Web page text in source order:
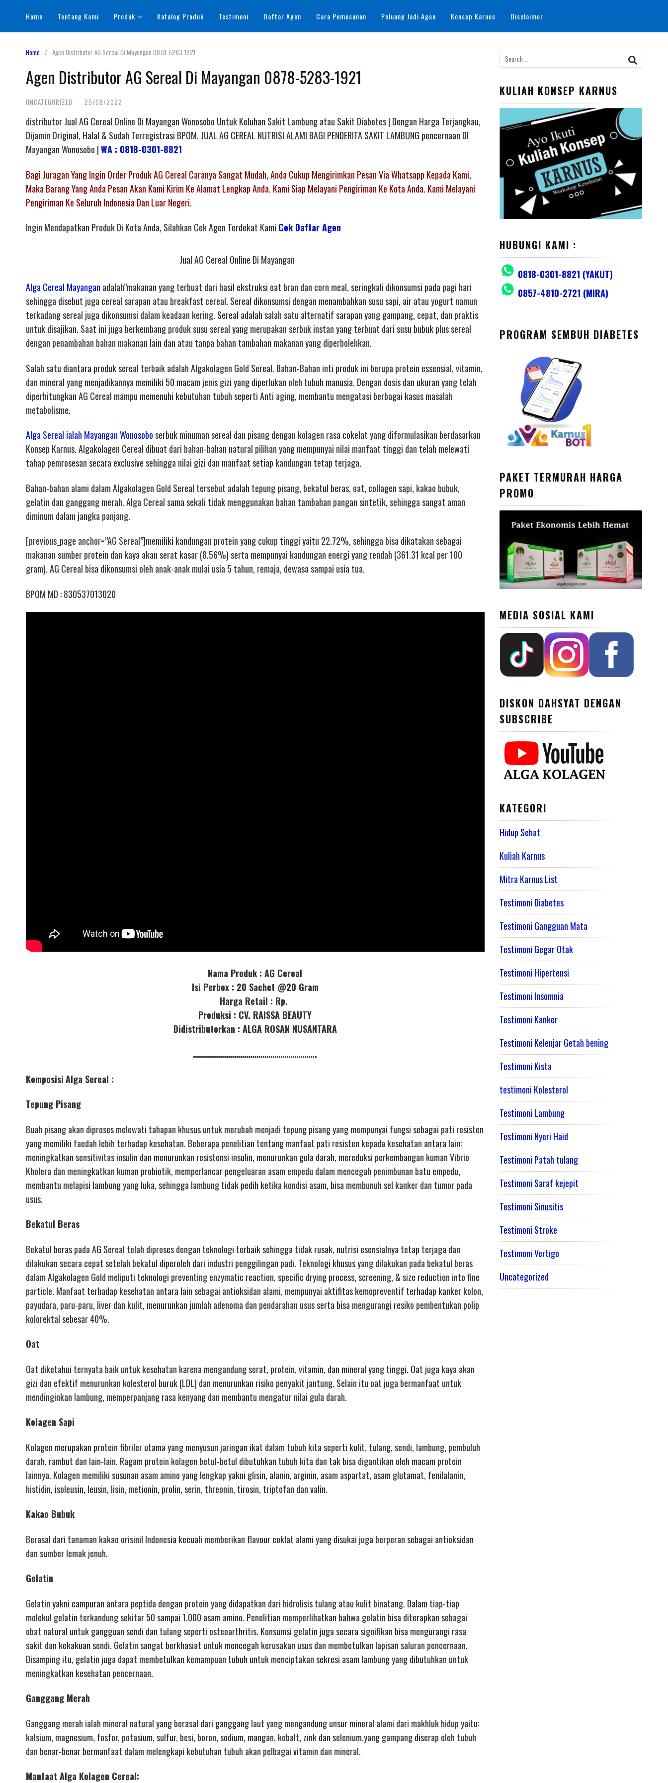
content
Home Tentang Kami Produk Katalog Produk Testimoni Daftar Agen Cara Pemesanan Peluang Jadi Agen Konsep Karnus Disclaimer
Home Agen Distributor AG Sereal Di Mayangan 0878-5283-1921
Agen Distributor AG Sereal Di Mayangan 0878-5283-1921
UNCATEGORIZED · 25/08/2022
distributor Jual AG Cereal Online Di Mayangan Wonosobo Untuk Keluhan Sakit Lambung atau Sakit Diabetes | Dengan Harga Terjangkau,
Dijamin Original, Halal & Sudah Terregistrasi BPOM. JUAL AG CEREAL NUTRISI ALAMI BAGI PENDERITA SAKIT LAMBUNG pencernaan DI
Mayangan Wonosobo |WA : 0818-0301-8821
Bagi Juragan Yang Ingin Order Produk AG Cereal Caranya Sangat Mudah, Anda Cukup Mengirimkan Pesan Via Whatsapp Kepada Kami,
Maka Barang Yang Anda Pesan Akan Kami Kirim Ke Alamat Lengkap Anda. Kami Siap Melayani Pengiriman Ke Kota Anda. Kami Melayani
Pengiriman Ke Seluruh Indonesia Dan Luar Negeri.
Ingin Mendapatkan Produk Di Kota Anda, Silahkan Cek Agen Terdekat Kami Cek Daftar Agen
Jual AG Cereal Online Di Mayangan
Alga Cereal Mayangan adalah”makanan yang terbuat dari hasil ekstruksi oat bran dan corn meal, seringkali dikonsumsi pada pagi hari
sehingga disebut juga cereal sarapan atau breakfast cereal. Sereal dikonsumsi dengan menambahkan susu sapi, air atau yogurt namun
terkadang sereal juga dikonsumsi dalam keadaan kering. Sereal adalah salah satu alternatif sarapan yang gampang, cepat, dan praktis
untuk disajikan. Saat ini juga berkembang produk susu sereal yang merupakan serbuk instan yang terbuat dari susu bubuk plus sereal
dengan penambahan bahan makanan lain dan atau tanpa bahan tambahan makanan yang diperbolehkan.
Salah satu diantara produk sereal terbaik adalah Algakolagen Gold Sereal. Bahan-Bahan inti produk ini berupa protein essensial, vitamin,
dan mineral yang menjadikannya memiliki 50 macam jenis gizi yang diperlukan oleh tubuh manusia. Dengan dosis dan ukuran yang telah
diperhitungkan AG Cereal mampu memenuhi kebutuhan tubuh seperti Anti aging, membantu mengatasi berbagai kasus masalah
metabolisme.
Alga Sereal ialah Mayangan Wonosoboserbuk minuman sereal dan pisang dengan kolagen rasa cokelat yang diformulasikan berdasarkan
Konsep Karnus. Algakolagen Cereal dibuat dari bahan-bahan natural pilihan yang mempunyai nilai manfaat tinggi dan telah melewati
tahap pemrosesan secara exclusive sehingga nilai gizi dan manfaat setiap kandungan tetap terjaga.
Bahan-bahan alami dalam Algakolagen Gold Sereal tersebut adalah tepung pisang, bekatul beras, oat, collagen sapi, kakao bubuk,
gelatin dan ganggang merah. Alga Cereal sama sekali tidak menggunakan bahan tambahan pangan sintetik, sehingga sangat aman
diminum dalam jangka panjang.
[previous_page anchor=”AG Sereal”]memiliki kandungan protein yang cukup tinggi yaitu 22.72%, sehingga bisa dikatakan sebagai
makanan sumber protein dan kaya akan serat kasar (8.56%) serta mempunyai kandungan energi yang rendah (361.31 kcal per 100
gram). AG Cereal bisa dikonsumsi oleh anak-anak mulai usia 5 tahun, remaja, dewasa sampai usia tua.
BPOM MD : 830537013020
Nama Produk : AG Cereal
Isi Perbox : 20 Sachet @20 Gram
Harga Retail : Rp.
Produksi : CV. RAISSA BEAUTY
Didistributorkan : ALGA ROSAN NUSANTARA
……………………………………………………..
KomposisiAlga Sereal :
Tepung Pisang
Buah pisang akan diproses melewati tahapan khusus untuk merubah menjadi tepung pisang yang mempunyai fungsi sebagai pati resisten
yang memiliki faedah lebih terhadap kesehatan. Beberapa penelitian tentang manfaat pati resisten kepada kesehatan antara lain:
meningkatkan sensitivitas insulin dan menurunkan resistensi insulin, menurunkan gula darah, mereduksi perkembangan kuman Vibrio
Kholera dan meningkatkan kuman probiotik, memperlancar pengeluaran asam empedu dalam mencegah penimbunan batu empedu,
membantu melapisi lambung yang luka, sehingga lambung tidak pedih ketika kondisi asam, bisa membunuh sel kanker dan tumor pada
usus.
Bekatul Beras
Bekatul beras pada AG Sereal telah diproses dengan teknologi terbaik sehingga tidak rusak, nutrisi esensialnya tetap terjaga dan
dilakukan secara cepat setelah bekatul diperoleh dari industri penggilingan padi. Teknologi khusus yang dilakukan pada bekatul beras
dalam Algakolagen Gold meliputi teknologi preventing enzymatic reaction, specific drying process, screening, & size reduction into fine
particle. Manfaat terhadap kesehatan antara lain sebagai antioksidan alami, mempunyai aktifitas kemopreventif terhadap kanker kolon,
payudara, paru-paru, liver dan kulit, menurunkan jumlah adenoma dan pendarahan usus serta bisa mengurangi resiko pembentukan polip
kolorektal sebesar 40%.
Oat
Oat diketahui ternyata baik untuk kesehatan karena mengandung serat, protein, vitamin, dan mineral yang tinggi. Oat juga kaya akan
gizi dan efektif menurunkan kolesterol buruk (LDL) dan menurunkan risiko penyakit jantung. Selain itu oat juga bermanfaat untuk
mendinginkan lambung, memperpanjang rasa kenyang dan membantu mengatur nilai gula darah.
Kolagen Sapi
Kolagen merupakan protein fibriler utama yang menyusun jaringan ikat dalam tubuh kita seperti kulit, tulang, sendi, lambung, pembuluh
darah, rambut dan lain-lain. Ragam protein kolagen betul-betul dibutuhkan tubuh kita dan tak bisa digantikan oleh macam protein
lainnya. Kolagen memiliki susunan asam amino yang lengkap yakni glisin, alanin, arginin, asam aspartat, asam glutamat, fenilalanin,
histidin, isoleusin, leusin, lisin, metionin, prolin, serin, threonin, tirosin, triptofan dan valin.
Kakao Bubuk
Berasal dari tanaman kakao orisinil Indonesia kecuali memberikan flavour coklat alami yang disukai juga berperan sebagai antioksidan
dan sumber lemak jenuh.
Gelatin
Gelatin yakni campuran antara peptida dengan protein yang didapatkan dari hidrolisis tulang atau kulit binatang. Dalam tiap-tiap
molekul gelatin terkandung sekitar 50 sampai 1.000 asam amino. Penelitian memperlihatkan bahwa gelatin bisa diterapkan sebagai
obat natural untuk gangguan sendi dan tulang seperti osteoarthritis. Konsumsi gelatin juga secara signifikan bisa mengurangi rasa
sakit dan kekakuan sendi. Gelatin sangat berkhasiat untuk mencegah kerusakan usus dan membetulkan lapisan saluran pencernaan.
Disamping itu, gelatin juga dapat membetulkan kemampuan tubuh untuk menciptakan sekresi asam lambung yang dibutuhkan untuk
meningkatkan kesehatan pencernaan.
Ganggang Merah
Ganggang merah ialah mineral natural yang berasal dari ganggang laut yang mengandung unsur mineral alami dari makhluk hidup yaitu:
kalsium, magnesium, fosfor, potasium, sulfur, besi, boron, sodium, mangan, kobalt, zink dan selenium.yang gampang diserap oleh tubuh
dan benar-benar bermanfaat dalam melengkapi kebutuhan tubuh akan pelbagai vitamin dan mineral.
Manfaat Alga Kolagen Cereal:
Search
for:
KULIAH KONSEP KARNUS
HUBUNGI KAMI :
0818-0301-8821 (YAKUT)
0857-4810-2721 (MIRA)
PROGRAM SEMBUH DIABETES
PAKET TERMURAH HARGA
PROMO
MEDIA SOSIAL KAMI
DISKON DAHSYAT DENGAN
SUBSCRIBE
KATEGORI
Hidup Sehat
Kuliah Karnus
Mitra Karnus List
Testimoni Diabetes
Testimoni Gangguan Mata
Testimoni Gegar Otak
Testimoni Hipertensi
Testimoni Insomnia
Testimoni Kanker
Testimoni Kelenjar Getah bening
Testimoni Kista
testimoni Kolesterol
Testimoni Lambung
Testimoni Nyeri Haid
Testimoni Patah tulang
Testimoni Saraf kejepit
Testimoni Sinusitis
Testimoni Stroke
Testimoni Vertigo
Uncategorized